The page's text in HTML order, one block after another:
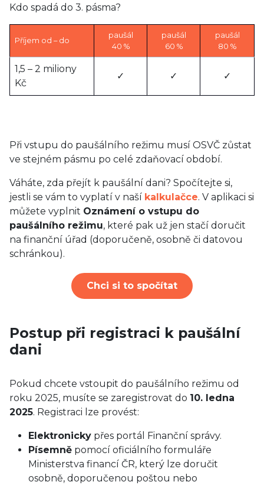
Kdo spadá do 3. pásma?
Příjem od – do
paušál
40 %
paušál
60 %
paušál
80 %
1,5 – 2 miliony
Kč
✓ ✓ ✓
Při vstupu do paušálního režimu musí OSVČ zůstat
ve stejném pásmu po celé zdaňovací období.
Váháte, zda přejít k paušální dani? Spočítejte si,
jestli se vám to vyplatí v naší kalkulačce. V aplikaci si
můžete vyplnit Oznámení o vstupu do
paušálního režimu, které pak už jen stačí doručit
na finanční úřad (doporučeně, osobně či datovou
schránkou).
Chci si to spočítat
Postup při registraci k paušální
dani
Pokud chcete vstoupit do paušálního režimu od
roku 2025, musíte se zaregistrovat do 10. ledna
2025. Registraci lze provést:
Elektronicky přes portál Finanční správy.
Písemně pomocí oficiálního formuláře
Ministerstva financí ČR, který lze doručit
osobně, doporučenou poštou nebo